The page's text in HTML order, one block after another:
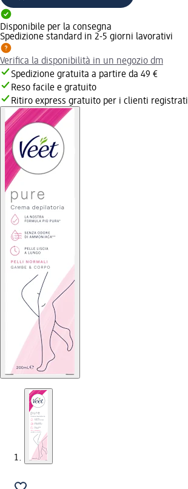
Disponibile per la consegna
Spedizione standard in 2-5 giorni lavorativi
Verifica la disponibilità in un negozio dm
Spedizione gratuita a partire da 49 €
Reso facile e gratuito
Ritiro express gratuito per i clienti registrati